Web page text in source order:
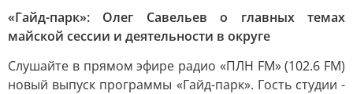
«Гайд-парк»: Олег Савельев о главных темах
майской сессии и деятельности в округе
Слушайте в прямом эфире радио «ПЛН FM» (102.6 FM)
новый выпуск программы «Гайд-парк». Гость студии -